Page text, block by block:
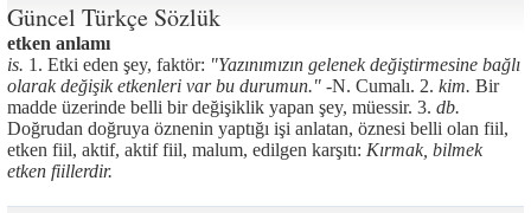
Güncel Türkçe Sözlük
etken anlamı
is. 1. Etki eden şey, faktör: "Yazınımızın gelenek değiştirmesine bağlı
olarak değişik etkenleri var bu durumun." -N. Cumalı. 2. kim. Bir
madde üzerinde belli bir değişiklik yapan şey, müessir. 3. db.
Doğrudan doğruya öznenin yaptığı işi anlatan, öznesi belli olan fiil,
etken fiil, aktif, aktif fiil, malum, edilgen karşıtı: Kırmak, bilmek
etken fiillerdir.